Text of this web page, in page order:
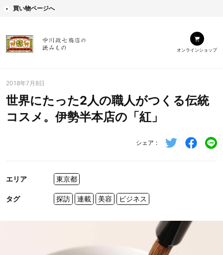
買い物ページへ
オンラインショップ
2018年7月8日
世界にたった2人の職人がつくる伝統
コスメ。伊勢半本店の「紅」
シェア
エリア 東京都
タグ 探訪 連載 美容 ビジネス